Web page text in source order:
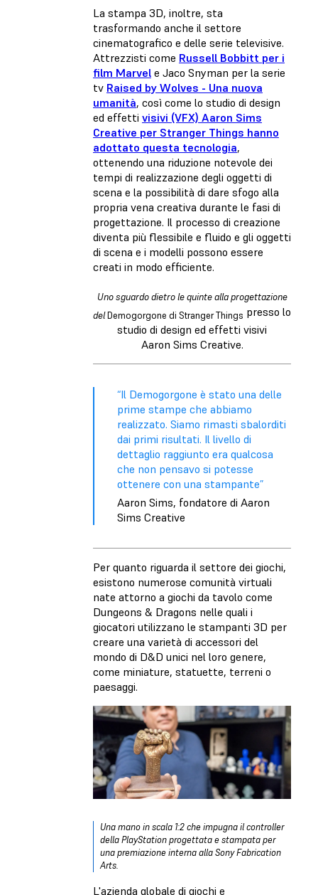
La stampa 3D, inoltre, sta
trasformando anche il settore
cinematografico e delle serie televisive.
Attrezzisti come Russell Bobbitt per i
film Marvel e Jaco Snyman per la serie
tv Raised by Wolves - Una nuova
umanità, così come lo studio di design
ed effetti visivi (VFX) Aaron Sims
Creative per Stranger Things hanno
adottato questa tecnologia,
ottenendo una riduzione notevole dei
tempi di realizzazione degli oggetti di
scena e la possibilità di dare sfogo alla
propria vena creativa durante le fasi di
progettazione. Il processo di creazione
diventa più flessibile e fluido e gli oggetti
di scena e i modelli possono essere
creati in modo efficiente.
Uno sguardo dietro le quinte alla progettazione
delDemogorgone di Stranger Things presso lo
studio di design ed effetti visivi
Aaron Sims Creative.
“Il Demogorgone è stato una delle
prime stampe che abbiamo
realizzato. Siamo rimasti sbalorditi
dai primi risultati. Il livello di
dettaglio raggiunto era qualcosa
che non pensavo si potesse
ottenere con una stampante”
Aaron Sims, fondatore di Aaron
Sims Creative
Per quanto riguarda il settore dei giochi,
esistono numerose comunità virtuali
nate attorno a giochi da tavolo come
Dungeons & Dragons nelle quali i
giocatori utilizzano le stampanti 3D per
creare una varietà di accessori del
mondo di D&D unici nel loro genere,
come miniature, statuette, terreni o
paesaggi.
Unamano in scala 1:2 che impugna il controller
della PlayStationprogettata e stampata per
una premiazione interna alla Sony Fabrication
Arts.
L'azienda globale di giochi e